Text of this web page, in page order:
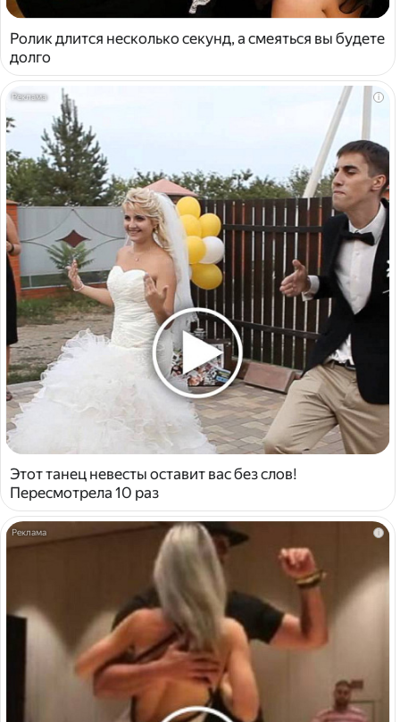
Ролик длится несколько секунд, а смеяться вы будете
долго
i
Этот танец невесты оставит вас без слов!
Пересмотрела 10 раз
i